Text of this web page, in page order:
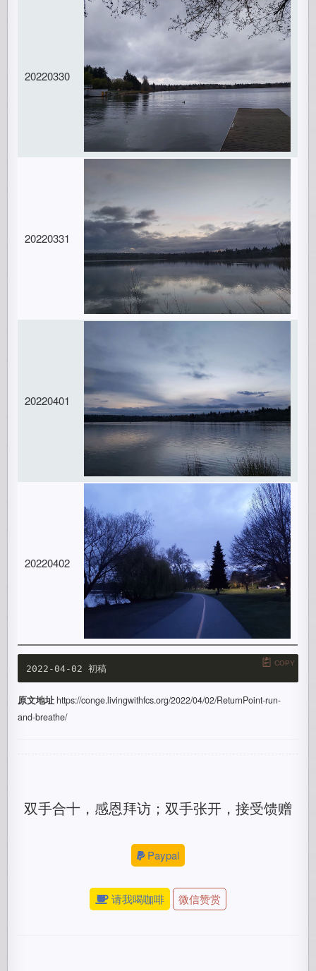
20220330
20220331
20220401
20220402
COPY
原文地址https://conge.livingwithfcs.org/2022/04/02/ReturnPoint-run-
and-breathe/
双手合十，感恩拜访；双手张开，接受馈赠
Paypal
请我喝咖啡 微信赞赏